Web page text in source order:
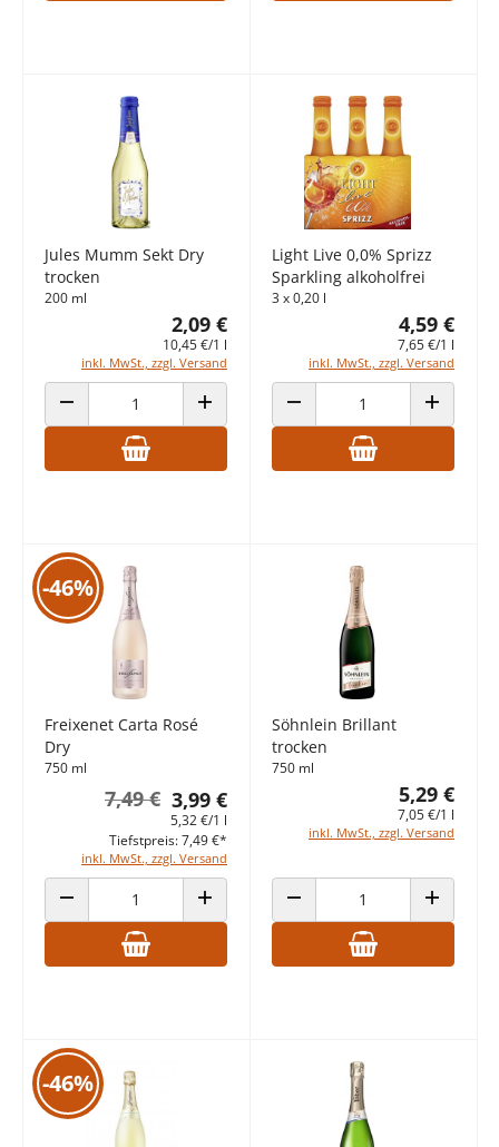
Jules Mumm Sekt Dry
trocken
200 ml
2,09 €
10,45 €/1 l
inkl. MwSt., zzgl. Versand
ANZAHL VERRINGERN ANZAHL ERHÖHEN
Light Live 0,0% Sprizz
Sparkling alkoholfrei
3 x 0,20 l
4,59 €
7,65 €/1 l
inkl. MwSt., zzgl. Versand
ANZAHL VERRINGERN ANZAHL
-46%
Freixenet Carta Rosé
Dry
750 ml
3,99 €
7,49 €
5,32 €/1 l
inkl. MwSt., zzgl. Versand
Tiefstpreis: 7,49 €*
ANZAHL VERRINGERN ANZAHL ERHÖHEN
Söhnlein Brillant
trocken
750 ml
5,29 €
7,05 €/1 l
inkl. MwSt., zzgl. Versand
ANZAHL VERRINGERN ANZAHL
-46%